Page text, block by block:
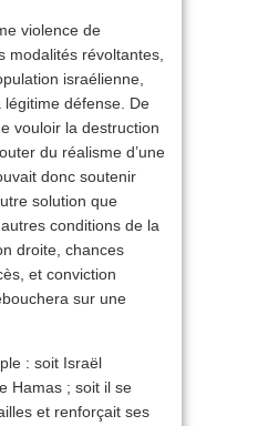
violence de
modalités révoltantes,
israélienne,
défense. De
vouloir la destruction
du réalisme d’une
donc soutenir
solution que
conditions de la
droite, chances
et conviction
sur une
: soit Israël
Hamas ; soit il se
et renforçait ses